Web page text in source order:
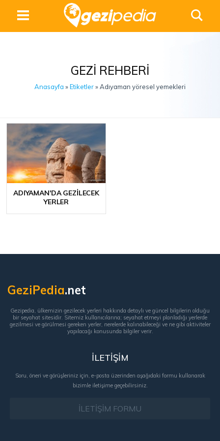
GEZI REHBERI
Anasayfa »Etiketler» Adıyaman yöresel yemekleri
ADIYAMAN'DA GEZILECEK
YERLER
GeziPedia.net
Gezipedia, ülkemizin gezilecek yerleri hakkında detaylı ve güncel bilgilerin olduğu
bir seyahat sitesidir. Sitemiz kullanıcılarına; seyahat etmeyi planladığı yerlerde
gezilmesi ve görülmesi gereken yerler, nerelerde kalınabileceği ve ne gibi aktiviteler
yapılacağı konusunda bilgiler verir.
İLETİŞİM
Soru, öneri ve görüşleriniz için, e-posta üzerinden aşağıdaki formu kullanarak
bizimle iletişime geçebilirsiniz.
İLETİŞİM FORMU